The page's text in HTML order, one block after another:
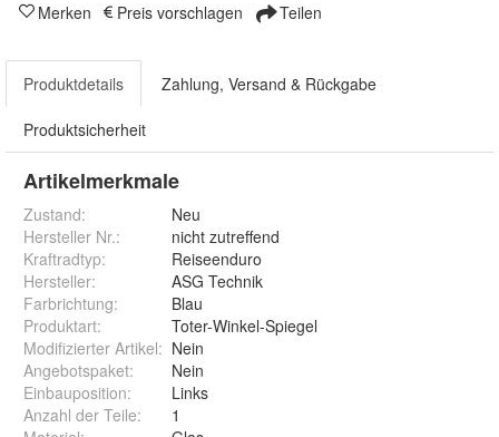
Merken Preis vorschlagen Teilen
Produktdetails Zahlung, Versand & Rückgabe
Produktsicherheit
Artikelmerkmale
Zustand:
Neu
Hersteller Nr.:
nicht zutreffend
Kraftradtyp:
Reiseenduro
Hersteller:
ASG Technik
Farbrichtung:
Blau
Produktart:
Toter-Winkel-Spiegel
Modifizierter Artikel: Nein
Angebotspaket:
Nein
Einbauposition:
Links
Anzahl der Teile:
1